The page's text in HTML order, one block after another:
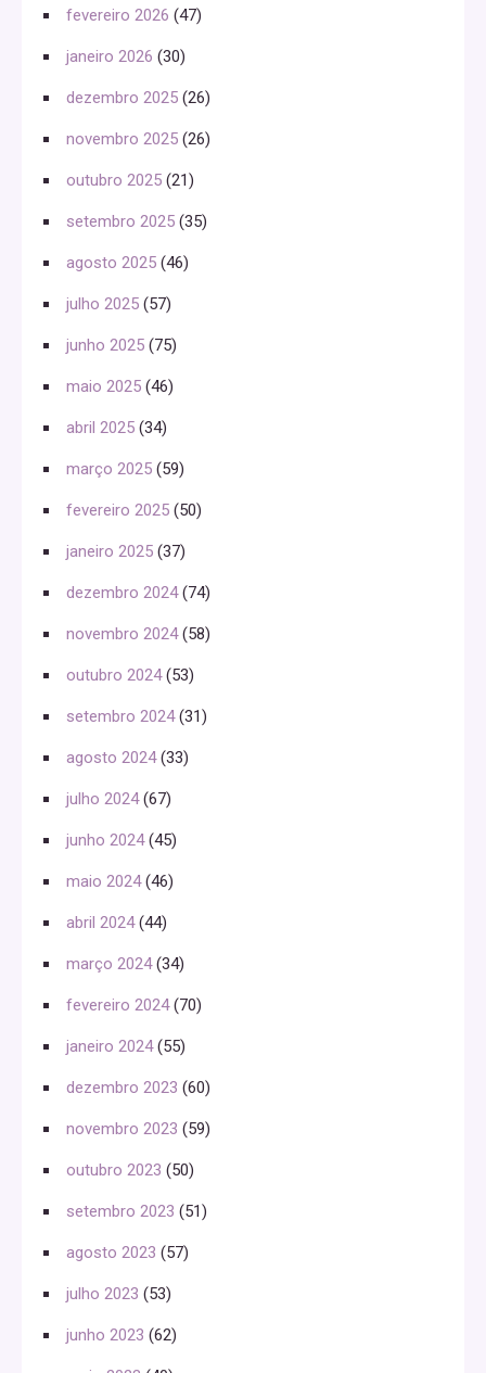
fevereiro 2026 (47)
janeiro 2026 (30)
dezembro 2025 (26)
novembro 2025 (26)
outubro 2025 (21)
setembro 2025 (35)
agosto 2025 (46)
julho 2025 (57)
junho 2025 (75)
maio 2025 (46)
abril 2025 (34)
março 2025 (59)
fevereiro 2025 (50)
janeiro 2025 (37)
dezembro 2024(74)
novembro 2024(58)
outubro 2024(53)
setembro 2024(31)
agosto 2024(33)
julho 2024(67)
junho 2024(45)
maio 2024(46)
abril 2024(44)
março 2024(34)
fevereiro 2024(70)
janeiro 2024(55)
dezembro 2023 (60)
novembro 2023 (59)
outubro 2023 (50)
setembro 2023 (51)
agosto 2023 (57)
julho 2023 (53)
junho 2023 (62)